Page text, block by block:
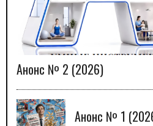
Анонс № 2 (2026)
Анонс № 1